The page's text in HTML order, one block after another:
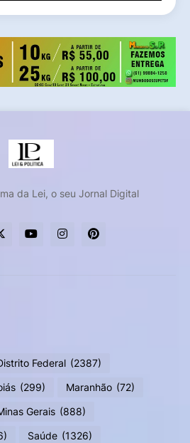
da Lei, o seu Jornal Digital
Federal (2387)
(299) Maranhão (72)
Gerais (888)
Saúde (1326)